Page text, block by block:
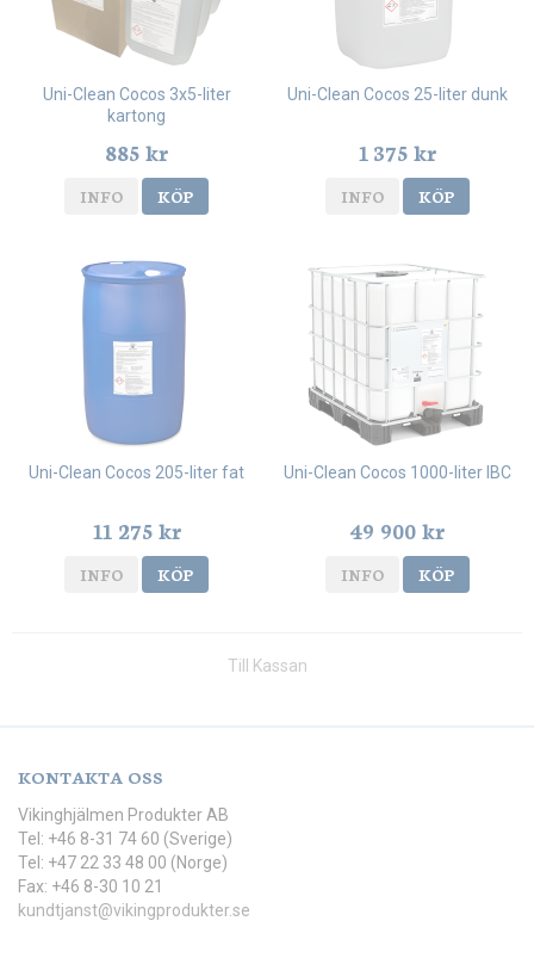
Uni-Clean Cocos 3x5-liter
kartong
885 kr
INFO KÖP
Uni-Clean Cocos 25-liter dunk
1 375 kr
INFO KÖP
Uni-Clean Cocos 205-liter fat
11 275 kr
INFO KÖP
Uni-Clean Cocos 1000-liter IBC
49 900 kr
INFO KÖP
Till Kassan
KONTAKTA OSS
Vikinghjälmen Produkter AB
Tel: +46 8-31 74 60 (Sverige)
Tel: +47 22 33 48 00 (Norge)
Fax: +46 8-30 10 21
kundtjanst@vikingprodukter.se